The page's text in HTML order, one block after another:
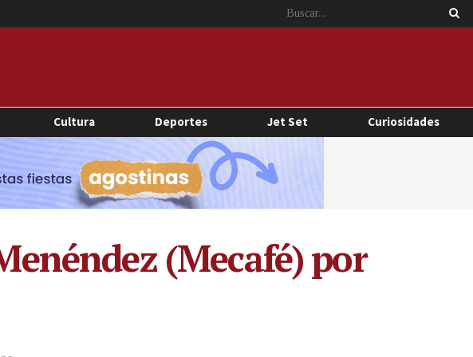
Cultura Deportes Jet Set Curiosidades
(Mecafé) por